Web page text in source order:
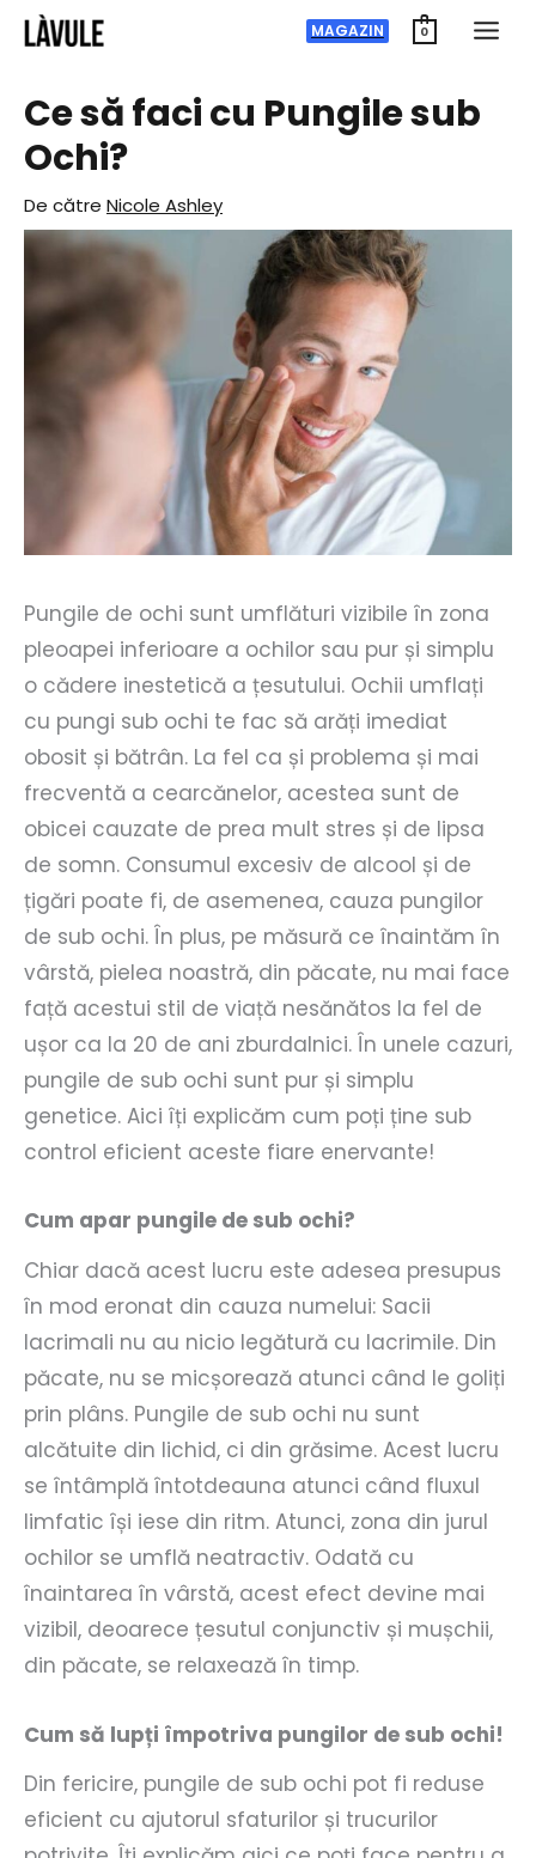
Treci
MAGAZIN 0
Ce să faci cu Pungile sub
Ochi?
De către Nicole Ashley
Pungile de ochi sunt umflături vizibile în zona
pleoapei inferioare a ochilor sau pur și simplu
o cădere inestetică a țesutului. Ochii umflați
cu pungi sub ochi te fac să arăți imediat
obosit și bătrân. La fel ca și problema și mai
frecventă a cearcănelor, acestea sunt de
obicei cauzate de prea mult stres și de lipsa
de somn. Consumul excesiv de alcool și de
țigări poate fi, de asemenea, cauza pungilor
de sub ochi. În plus, pe măsură ce înaintăm în
vârstă, pielea noastră, din păcate, nu mai face
față acestui stil de viață nesănătos la fel de
ușor ca la 20 de ani zburdalnici. În unele cazuri,
pungile de sub ochi sunt pur și simplu
genetice. Aici îți explicăm cum poți ține sub
control eficient aceste fiare enervante!
Cum apar pungile de sub ochi?
Chiar dacă acest lucru este adesea presupus
în mod eronat din cauza numelui: Sacii
lacrimali nu au nicio legătură cu lacrimile. Din
păcate, nu se micșorează atunci când le goliți
prin plâns. Pungile de sub ochi nu sunt
alcătuite din lichid, ci din grăsime. Acest lucru
se întâmplă întotdeauna atunci când fluxul
limfatic își iese din ritm. Atunci, zona din jurul
ochilor se umflă neatractiv. Odată cu
înaintarea în vârstă, acest efect devine mai
vizibil, deoarece țesutul conjunctiv și mușchii,
din păcate, se relaxează în timp.
Cum să lupți împotriva pungilor de sub ochi!
Din fericire, pungile de sub ochi pot fi reduse
eficient cu ajutorul sfaturilor și trucurilor